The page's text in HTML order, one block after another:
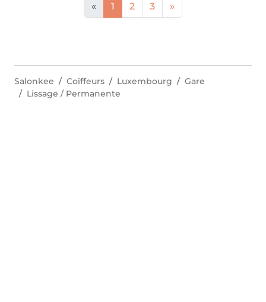
« 1 2 3 »
Salonkee Coiffeurs Luxembourg
Gare
Lissage / Permanente